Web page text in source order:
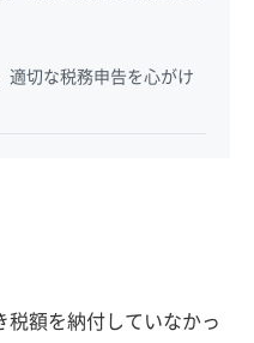
適切な税務申告を心がけ
税額を納付していなかっ